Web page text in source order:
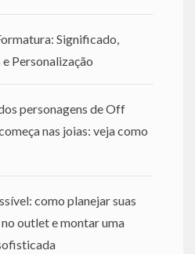
Significado,
Personalização
personagens de Off
nas joias: veja como
como planejar suas
outlet e montar uma